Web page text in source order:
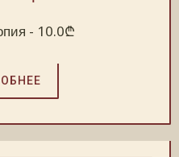
- 10.0₾